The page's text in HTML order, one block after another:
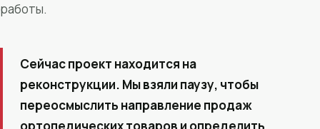
работы.
Сейчас проект находится на
реконструкции. Мы взяли паузу, чтобы
переосмыслить направление продаж